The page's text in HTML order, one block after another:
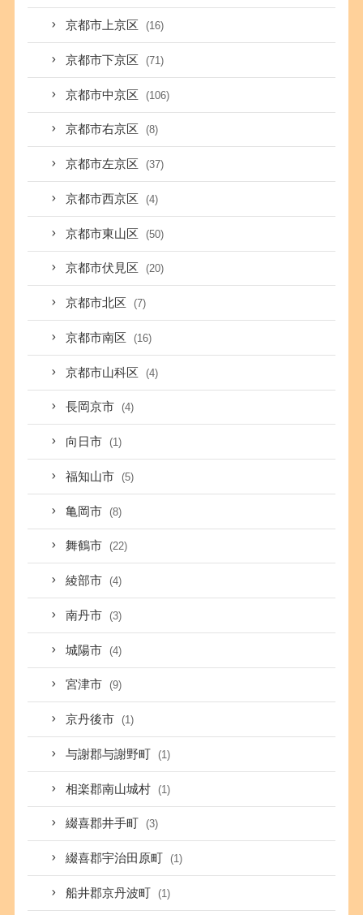
京都市上京区 (16)
京都市下京区 (71)
京都市中京区 (106)
京都市右京区 (8)
京都市左京区 (37)
京都市西京区 (4)
京都市東山区 (50)
京都市伏見区 (20)
京都市北区 (7)
京都市南区 (16)
京都市山科区 (4)
長岡京市 (4)
向日市 (1)
福知山市 (5)
亀岡市 (8)
舞鶴市 (22)
綾部市 (4)
南丹市 (3)
城陽市 (4)
宮津市 (9)
京丹後市 (1)
与謝郡与謝野町 (1)
相楽郡南山城村 (1)
綴喜郡井手町 (3)
綴喜郡宇治田原町 (1)
船井郡京丹波町 (1)